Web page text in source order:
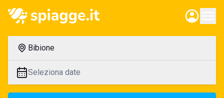
Bibione
Seleziona date